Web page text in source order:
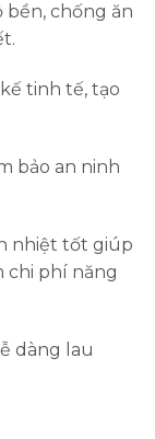
bền, chống ăn
tinh tế, tạo
bảo an ninh
nhiệt tốt giúp
chi phí năng
dàng lau